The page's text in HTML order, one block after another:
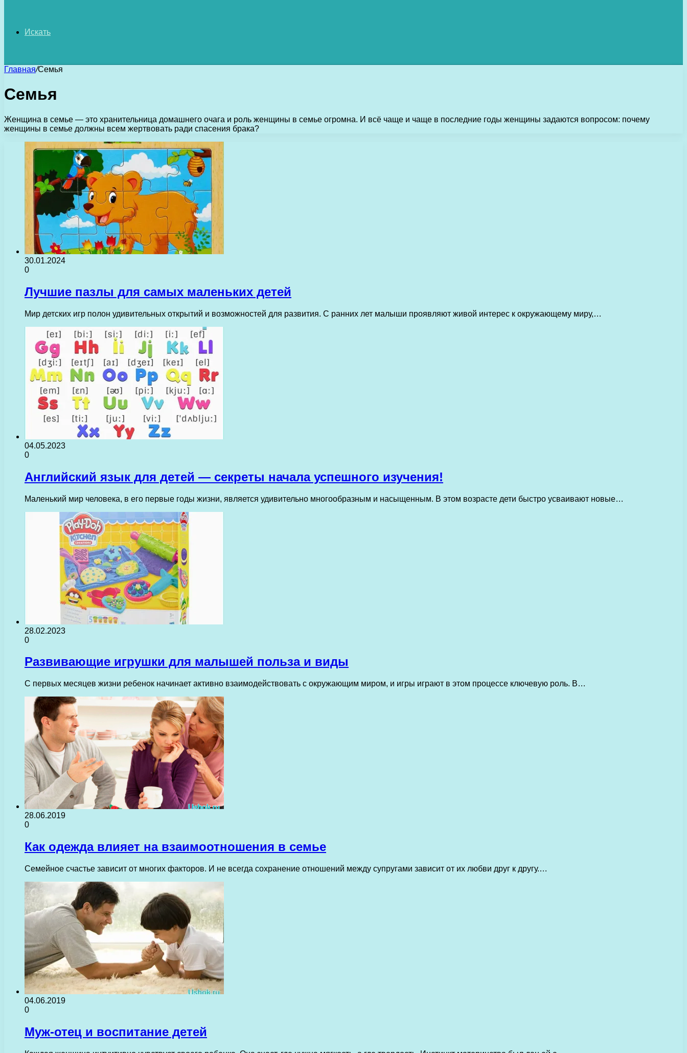
Искать
Главная/Семья
Семья
Женщина в семье — это хранительница домашнего очага и роль женщины в семье огромна. И всё чаще и чаще в последние годы женщины задаются вопросом: почему
женщины в семье должны всем жертвовать ради спасения брака?
30.01.2024
0
Лучшие пазлы для самых маленьких детей
Мир детских игр полон удивительных открытий и возможностей для развития. С ранних лет малыши проявляют живой интерес к окружающему миру,…
04.05.2023
0
Английский язык для детей — секреты начала успешного изучения!
Маленький мир человека, в его первые годы жизни, является удивительно многообразным и насыщенным. В этом возрасте дети быстро усваивают новые…
28.02.2023
0
Развивающие игрушки для малышей польза и виды
С первых месяцев жизни ребенок начинает активно взаимодействовать с окружающим миром, и игры играют в этом процессе ключевую роль. В…
28.06.2019
0
Как одежда влияет на взаимоотношения в семье
Семейное счастье зависит от многих факторов. И не всегда сохранение отношений между супругами зависит от их любви друг к другу.…
04.06.2019
0
Муж-отец и воспитание детей